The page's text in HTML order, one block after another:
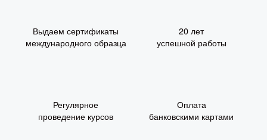
Выдаем сертификаты
международного образца
20 лет
успешной работы
Регулярное
проведение курсов
Оплата
банковскими картами